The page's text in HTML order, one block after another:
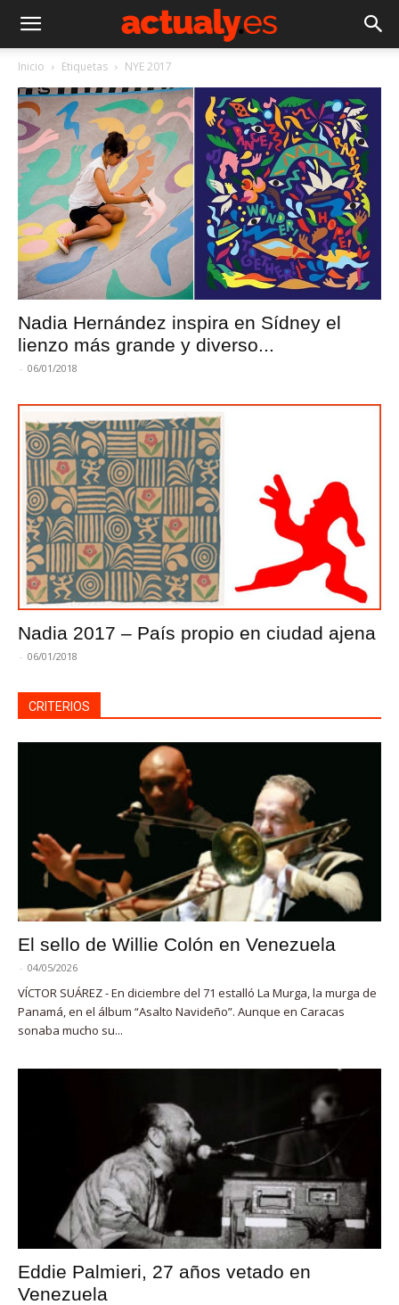
Inicio Etiquetas NYE 2017
Nadia Hernández inspira en Sídney el
lienzo más grande y diverso...
- 06/01/2018
Nadia 2017 – País propio en ciudad ajena
- 06/01/2018
CRITERIOS
El sello de Willie Colón en Venezuela
- 04/05/2026
VÍCTOR SUÁREZ - En diciembre del 71 estalló La Murga, la murga de
Panamá, en el álbum “Asalto Navideño”. Aunque en Caracas
sonaba mucho su...
Eddie Palmieri, 27 años vetado en
Venezuela